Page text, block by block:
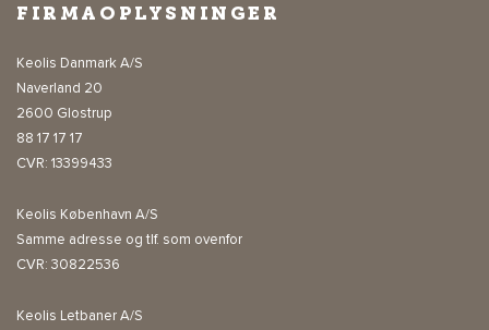
FIRMAOPLYSNINGER
Keolis Danmark A/S
Naverland 20
2600 Glostrup
88 17 17 17
CVR: 13399433
Keolis København A/S
Samme adresse og tlf. som ovenfor
CVR: 30822536
Keolis Letbaner A/S